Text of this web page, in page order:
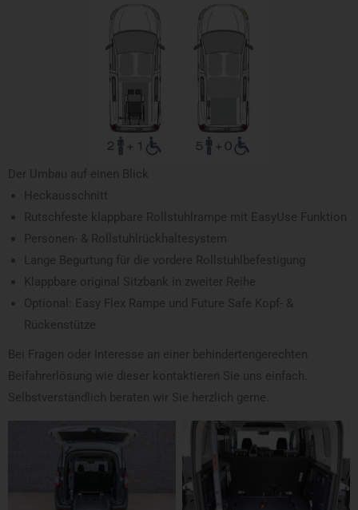
Der Umbau auf einen Blick
Heckausschnitt
Rutschfeste klappbare Rollstuhlrampe mit EasyUse Funktion
Personen- & Rollstuhlrückhaltesystem
Lange Begurtung für die vordere Rollstuhlbefestigung
Klappbare original Sitzbank in zweiter Reihe
Optional: Easy Flex Rampe und Future Safe Kopf- &
Rückenstütze
Bei Fragen oder Interesse an einer behindertengerechten
Beifahrerlösung wie dieser kontaktieren Sie uns einfach.
Selbstverständlich beraten wir Sie herzlich gerne.